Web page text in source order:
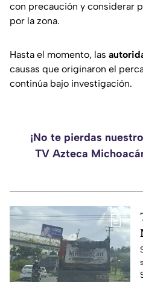
con precaución y considerar
por la zona.
Hasta el momento, las
causas que originaron el
continúa bajo investigación.
¡No te pierdas
TV Azteca